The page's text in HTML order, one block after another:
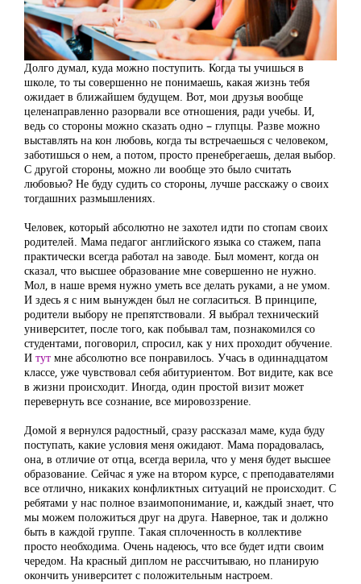
Долго думал, куда можно поступить. Когда ты учишься в
школе, то ты совершенно не понимаешь, какая жизнь тебя
ожидает в ближайшем будущем. Вот, мои друзья вообще
целенаправленно разорвали все отношения, ради учебы. И,
ведь со стороны можно сказать одно – глупцы. Разве можно
выставлять на кон любовь, когда ты встречаешься с человеком,
заботишься о нем, а потом, просто пренебрегаешь, делая выбор.
С другой стороны, можно ли вообще это было считать
любовью? Не буду судить со стороны, лучше расскажу о своих
тогдашних размышлениях.
Человек, который абсолютно не захотел идти по стопам своих
родителей. Мама педагог английского языка со стажем, папа
практически всегда работал на заводе. Был момент, когда он
сказал, что высшее образование мне совершенно не нужно.
Мол, в наше время нужно уметь все делать руками, а не умом.
И здесь я с ним вынужден был не согласиться. В принципе,
родители выбору не препятствовали. Я выбрал технический
университет, после того, как побывал там, познакомился со
студентами, поговорил, спросил, как у них проходит обучение.
И тут мне абсолютно все понравилось. Учась в одиннадцатом
классе, уже чувствовал себя абитуриентом. Вот видите, как все
в жизни происходит. Иногда, один простой визит может
перевернуть все сознание, все мировоззрение.
Домой я вернулся радостный, сразу рассказал маме, куда буду
поступать, какие условия меня ожидают. Мама порадовалась,
она, в отличие от отца, всегда верила, что у меня будет высшее
образование. Сейчас я уже на втором курсе, с преподавателями
все отлично, никаких конфликтных ситуаций не происходит. С
ребятами у нас полное взаимопонимание, и, каждый знает, что
мы можем положиться друг на друга. Наверное, так и должно
быть в каждой группе. Такая сплоченность в коллективе
просто необходима. Очень надеюсь, что все будет идти своим
чередом. На красный диплом не рассчитываю, но планирую
окончить университет с положительным настроем.